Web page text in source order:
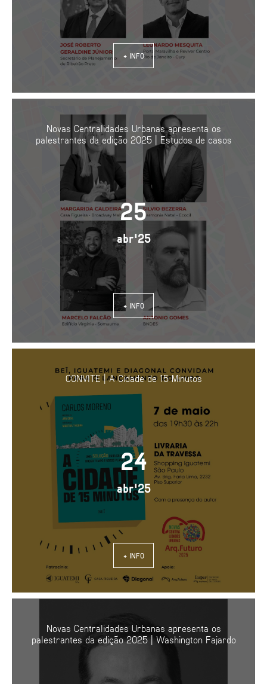
+ INFO
Novas Centralidades Urbanas apresenta os
palestrantes da edição 2025 | Estudos de casos
25
abr'25
+ INFO
CONVITE | A Cidade de 15 Minutos
24
abr'25
+ INFO
Novas Centralidades Urbanas apresenta os
palestrantes da edição 2025 | Washington Fajardo